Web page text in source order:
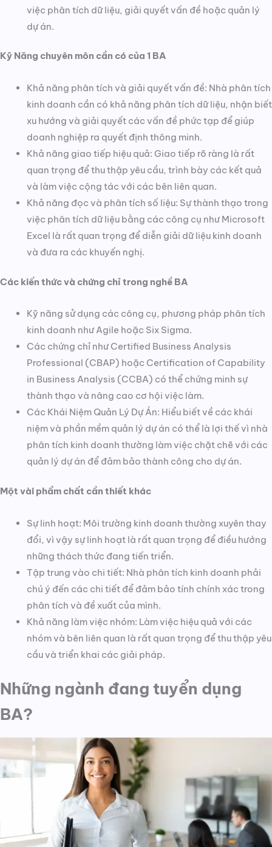
việc phân tích dữ liệu, giải quyết vấn đề hoặc quản lý
dự án.
Kỹ Năng chuyên môn cần có của 1 BA
Khả năng phân tích và giải quyết vấn đề: Nhà phân tích
kinh doanh cần có khả năng phân tích dữ liệu, nhận biết
xu hướng và giải quyết các vấn đề phức tạp để giúp
doanh nghiệp ra quyết định thông minh.
Khả năng giao tiếp hiệu quả: Giao tiếp rõ ràng là rất
quan trọng để thu thập yêu cầu, trình bày các kết quả
và làm việc cộng tác với các bên liên quan.
Khả năng đọc và phân tích số liệu: Sự thành thạo trong
việc phân tích dữ liệu bằng các công cụ như Microsoft
Excel là rất quan trọng để diễn giải dữ liệu kinh doanh
và đưa ra các khuyến nghị.
Các kiến thức và chứng chỉ trong nghề BA
Kỹ năng sử dụng các công cụ, phương pháp phân tích
kinh doanh như Agile hoặc Six Sigma.
Các chứng chỉ như Certified Business Analysis
Professional (CBAP) hoặc Certification of Capability
in Business Analysis (CCBA) có thể chứng minh sự
thành thạo và nâng cao cơ hội việc làm.
Các Khái Niệm Quản Lý Dự Án: Hiểu biết về các khái
niệm và phần mềm quản lý dự án có thể là lợi thế vì nhà
phân tích kinh doanh thường làm việc chặt chẽ với các
quản lý dự án để đảm bảo thành công cho dự án.
Một vài phẩm chất cần thiết khác
Sự linh hoạt: Môi trường kinh doanh thường xuyên thay
đổi, vì vậy sự linh hoạt là rất quan trọng để điều hướng
những thách thức đang tiến triển.
Tập trung vào chi tiết: Nhà phân tích kinh doanh phải
chú ý đến các chi tiết để đảm bảo tính chính xác trong
phân tích và đề xuất của mình.
Khả năng làm việc nhóm: Làm việc hiệu quả với các
nhóm và bên liên quan là rất quan trọng để thu thập yêu
cầu và triển khai các giải pháp.
Những ngành đang tuyển dụng
BA?